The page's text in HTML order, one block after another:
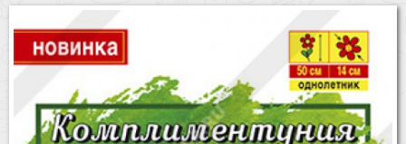
Бренды
Доставка
Оптовикам